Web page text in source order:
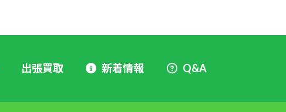
出張買取 新着情報 Q&A